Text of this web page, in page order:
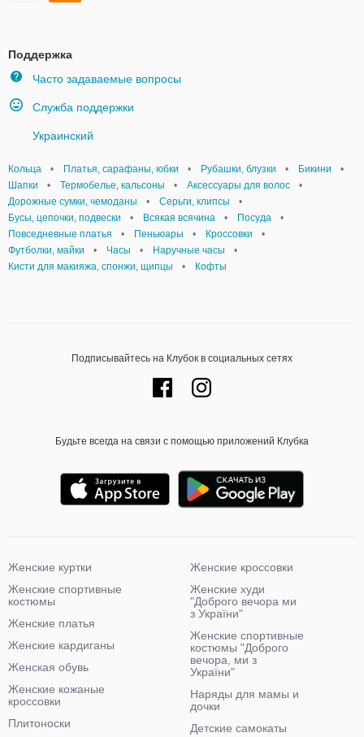
Поддержка
Часто задаваемые вопросы
Служба поддержки
Украинский
Кольца • Платья, сарафаны, юбки • Рубашки, блузки • Бикини
•
Шапки
• Термобелье, кальсоны • Аксессуары для волос
•
Дорожные сумки, чемоданы
• Серьги, клипсы
•
Бусы, цепочки, подвески
• Всякая всячина • Посуда
•
Повседневные платья
• Пеньюары • Кроссовки
•
Футболки, майки
• Часы • Наручные часы
•
Кисти для макияжа, спонжи, щипцы
• Кофты
Подписывайтесь на Клубок в социальных сетях
Будьте всегда на связи с помощью приложений Клубка
Женские куртки
Женские спортивные
костюмы
Женские платья
Женские кардиганы
Женская обувь
Женские кожаные
кроссовки
Плитоноски
Женские кроссовки
Женские худи
"Доброго вечора ми
з України"
Женские спортивные
костюмы "Доброго
вечора, ми з
України"
Наряды для мамы и
дочки
Детские самокаты